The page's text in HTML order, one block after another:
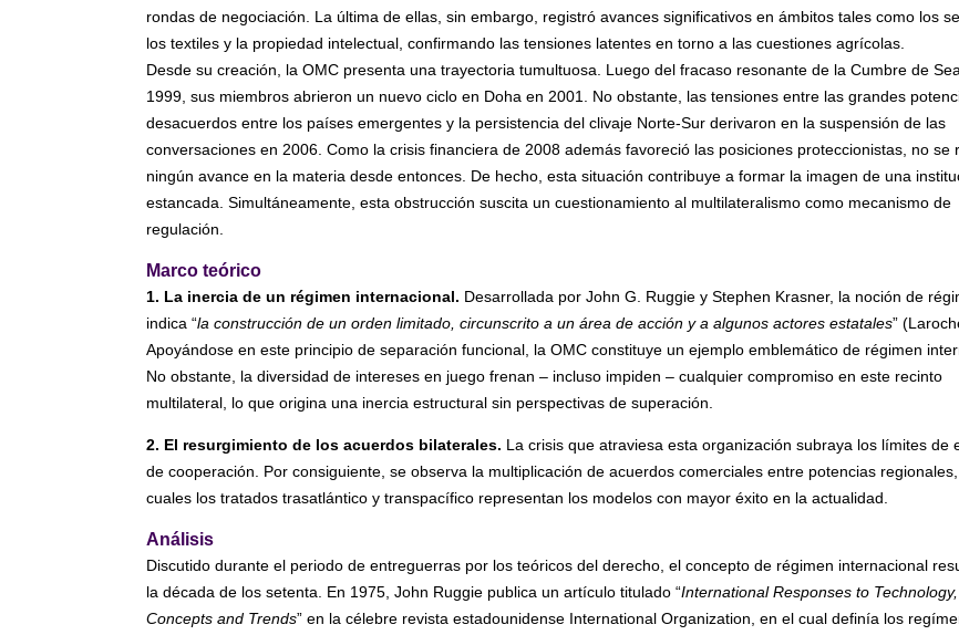
rondas de negociación. La última de ellas, sin embargo, registró avances significativos en ámbitos tales como los
los textiles y la propiedad intelectual, confirmando las tensiones latentes en torno a las cuestiones agrícolas.
Desde su creación, la OMC presenta una trayectoria tumultuosa. Luego del fracaso resonante de la Cumbre de
1999, sus miembros abrieron un nuevo ciclo en Doha en 2001. No obstante, las tensiones entre las grandes
desacuerdos entre los países emergentes y la persistencia del clivaje Norte-Sur derivaron en la suspensión de las
conversaciones en 2006. Como la crisis financiera de 2008 además favoreció las posiciones proteccionistas, no se
ningún avance en la materia desde entonces. De hecho, esta situación contribuye a formar la imagen de una
estancada. Simultáneamente, esta obstrucción suscita un cuestionamiento al multilateralismo como mecanismo de
regulación.
Marco teórico
1. La inercia de un régimen internacional. Desarrollada por John G. Ruggie y Stephen Krasner, la noción de
indica “la construcción de un orden limitado, circunscrito a un área de acción y a algunos actores estatales”
Apoyándose en este principio de separación funcional, la OMC constituye un ejemplo emblemático de régimen
No obstante, la diversidad de intereses en juego frenan – incluso impiden – cualquier compromiso en este recinto
multilateral, lo que origina una inercia estructural sin perspectivas de superación.
2. El resurgimiento de los acuerdos bilaterales. La crisis que atraviesa esta organización subraya los límites de
de cooperación. Por consiguiente, se observa la multiplicación de acuerdos comerciales entre potencias
cuales los tratados trasatlántico y transpacífico representan los modelos con mayor éxito en la actualidad.
Análisis
Discutido durante el periodo de entreguerras por los teóricos del derecho, el concepto de régimen internacional
la década de los setenta. En 1975, John Ruggie publica un artículo titulado “International Responses to Technology,
Concepts and Trends” en la célebre revista estadounidense International Organization, en el cual definía los